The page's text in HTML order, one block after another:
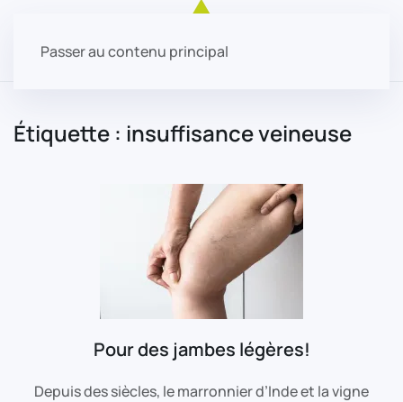
Passer au contenu principal
Étiquette : insuffisance veineuse
Pour des jambes légères!
Depuis des siècles, le marronnier d’Inde et la vigne